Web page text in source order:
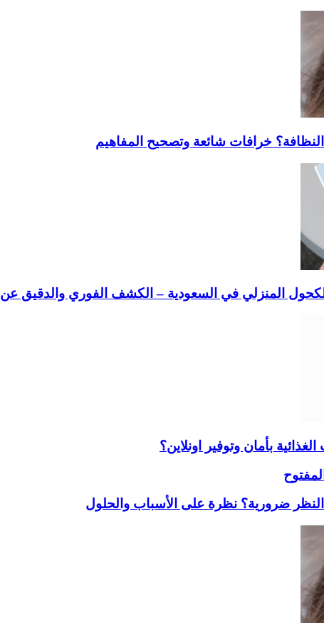
خرافات شائعة وتصحيح المفاهيم
المنزلي في السعودية – الكشف الفوري والدقيق عن 12 مادة
بأمان وتوفير اونلاين؟
ضرورية؟ نظرة على الأسباب والحلول